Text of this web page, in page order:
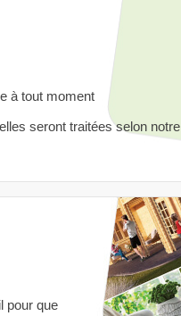
à tout moment
seront traitées selon notre
pour que